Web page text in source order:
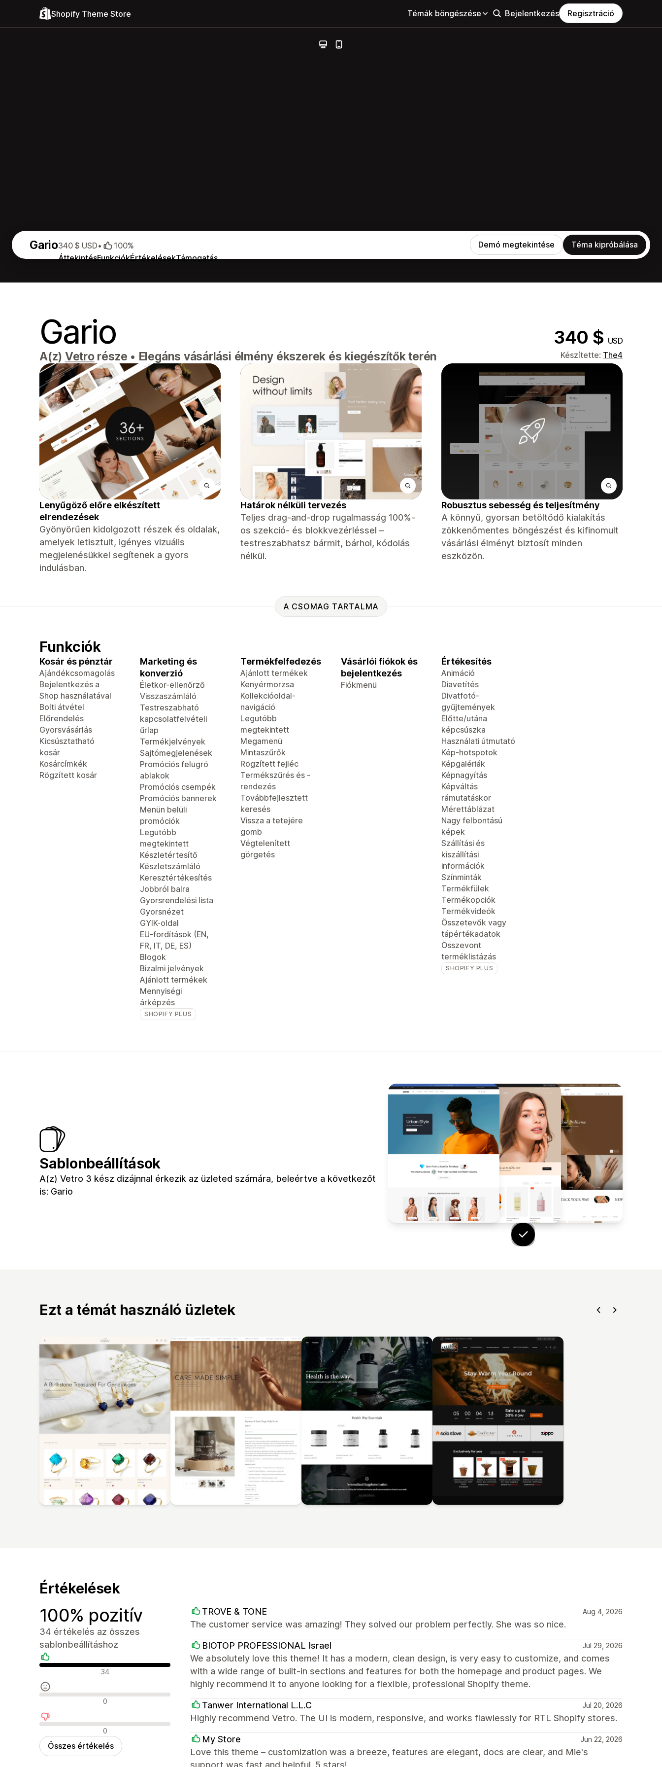
Shopify Theme Store Témák böngészése Bejelentkezés Regisztráció
Gario
ÁttekintésFunkciókÉrtékelésekTámogatás
340 $ USD• 100% Demó megtekintése Téma kipróbálása
Gario 340 $ USD
A(z) Vetrorésze • Elegáns vásárlási élmény ékszerek és kiegészítők terén Készítette: The4
Lenyűgöző előre elkészített
elrendezések
Gyönyörűen kidolgozott részek és oldalak,
amelyek letisztult, igényes vizuális
megjelenésükkel segítenek a gyors
indulásban.
Határok nélküli tervezés
Teljes drag-and-drop rugalmasság 100%-
os szekció- és blokkvezérléssel –
testreszabhatsz bármit, bárhol, kódolás
nélkül.
Robusztus sebesség és teljesítmény
A könnyű, gyorsan betöltődő kialakítás
zökkenőmentes böngészést és kifinomult
vásárlási élményt biztosít minden
eszközön.
A CSOMAG TARTALMA
Funkciók
Kosár és pénztár
Ajándékcsomagolás
Bejelentkezés a
Shop használatával
Bolti átvétel
Előrendelés
Gyorsvásárlás
Kicsúsztatható
kosár
Kosárcímkék
Rögzített kosár
Marketing és
konverzió
Életkor-ellenőrző
Visszaszámláló
Testreszabható
kapcsolatfelvételi
űrlap
Termékjelvények
Sajtómegjelenések
Promóciós felugró
ablakok
Promóciós csempék
Promóciós bannerek
Menün belüli
promóciók
Legutóbb
megtekintett
Készletértesítő
Készletszámláló
Keresztértékesítés
Jobbról balra
Gyorsrendelési lista
Gyorsnézet
GYIK-oldal
EU-fordítások (EN,
FR, IT, DE, ES)
Blogok
Bizalmi jelvények
Ajánlott termékek
Mennyiségi
árképzés
SHOPIFY PLUS
Termékfelfedezés
Ajánlott termékek
Kenyérmorzsa
Kollekcióoldal-
navigáció
Legutóbb
megtekintett
Megamenü
Mintaszűrők
Rögzített fejléc
Termékszűrés és -
rendezés
Továbbfejlesztett
keresés
Vissza a tetejére
gomb
Végtelenített
görgetés
Vásárlói fiókok és
bejelentkezés
Fiókmenü
Értékesítés
Animáció
Diavetítés
Divatfotó-
gyűjtemények
Előtte/utána
képcsúszka
Használati útmutató
Kép-hotspotok
Képgalériák
Képnagyítás
Képváltás
rámutatáskor
Mérettáblázat
Nagy felbontású
képek
Szállítási és
kiszállítási
információk
Színminták
Termékfülek
Termékopciók
Termékvideók
Összetevők vagy
tápértékadatok
Összevont
terméklistázás
SHOPIFY PLUS
Sablonbeállítások
A(z) Vetro 3 kész dizájnnal érkezik az üzleted számára, beleértve a következőt
is: Gario
Ezt a témát használó üzletek
Értékelések
100% pozitív
34 értékelés az összes
sablonbeállításhoz
Pozitív értékelések
34
Semleges értékelések
0
Negatív értékelések
0
Összes értékelés
TROVE & TONE Aug 4, 2026
The customer service was amazing! They solved our problem perfectly. She was so nice.
BIOTOP PROFESSIONAL Israel Jul 29, 2026
We absolutely love this theme! It has a modern, clean design, is very easy to customize, and comes
with a wide range of built-in sections and features for both the homepage and product pages. We
highly recommend it to anyone looking for a flexible, professional Shopify theme.
Tanwer International L.L.C Jul 20, 2026
Highly recommend Vetro. The UI is modern, responsive, and works flawlessly for RTL Shopify stores.
My Store Jun 22, 2026
Love this theme – customization was a breeze, features are elegant, docs are clear, and Mie's
support was fast and helpful. 5 stars!